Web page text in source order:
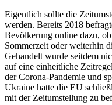
Eigentlich sollte die
werden. Bereits 2018
Bevölkerung online dazu,
Sommerzeit oder weiterhin
Gehandelt wurde seitdem
auf eine einheitliche
der Corona-Pandemie und
Ukraine hatte die EU
mit der Zeitumstellung zu